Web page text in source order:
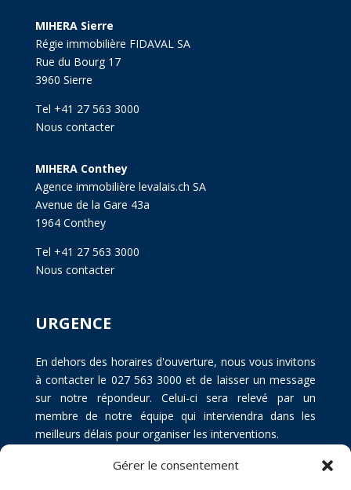
Gérer le consentement
MIHERA Sierre
Régie immobilière FIDAVAL SA
Rue du Bourg 17
3960 Sierre
Tel +41 27 563 3000
Nous contacter
MIHERA Conthey
Agence immobilière levalais.ch SA
Avenue de la Gare 43a
1964 Conthey
Tel +41 27 563 3000
Nous contacter
URGENCE
En dehors des horaires d'ouverture, nous vous invitons
à contacter le 027 563 3000 et de laisser un message
sur notre répondeur. Celui-ci sera relevé par un
membre de notre équipe qui interviendra dans les
meilleurs délais pour organiser les interventions.